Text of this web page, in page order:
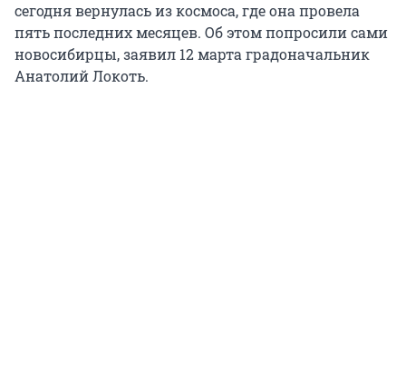
сегодня вернулась из космоса, где она провела
пять последних месяцев. Об этом попросили сами
новосибирцы, заявил 12 марта градоначальник
Анатолий Локоть.